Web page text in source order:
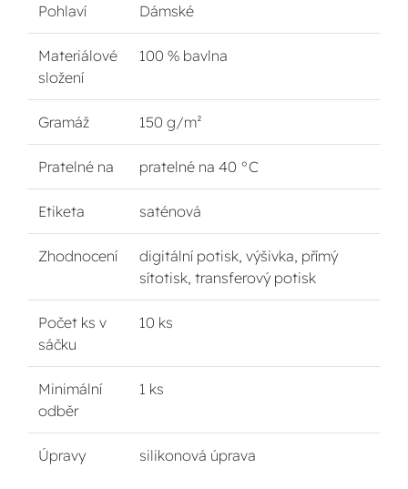
Pohlaví Dámské
Materiálové
složení
100 % bavlna
Gramáž 150 g/m²
Pratelné na pratelné na 40 °C
Etiketa saténová
Zhodnocení
digitální potisk, výšivka, přímý
sítotisk, transferový potisk
Počet ks v
sáčku
10 ks
Minimální
odběr
1 ks
Úpravy silikonová úprava